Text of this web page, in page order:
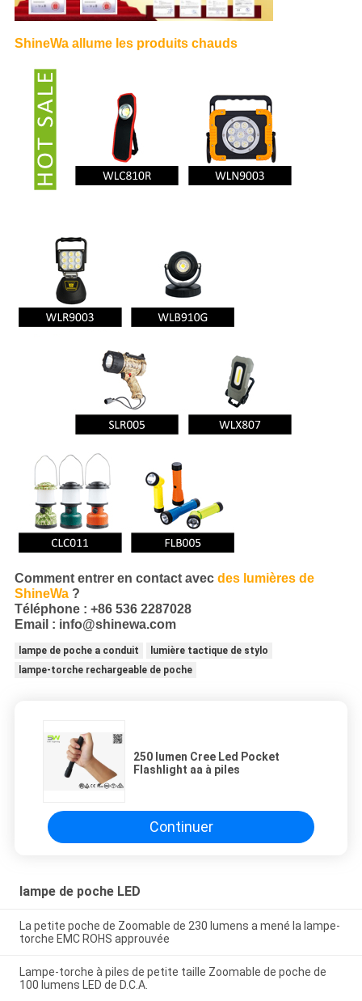
ShineWa allume les produits chauds
Comment entrer en contact avec des lumières de
ShineWa?
Téléphone : +86 536 2287028
Email : info@shinewa.com
lampe de poche a conduit
lumière tactique de stylo
lampe-torche rechargeable de poche
250 lumen Cree Led Pocket
Flashlight aa à piles
Continuer
lampe de poche LED
La petite poche de Zoomable de 230 lumens a mené la lampe-
torche EMC ROHS approuvée
Lampe-torche à piles de petite taille Zoomable de poche de
100 lumens LED de D.C.A.